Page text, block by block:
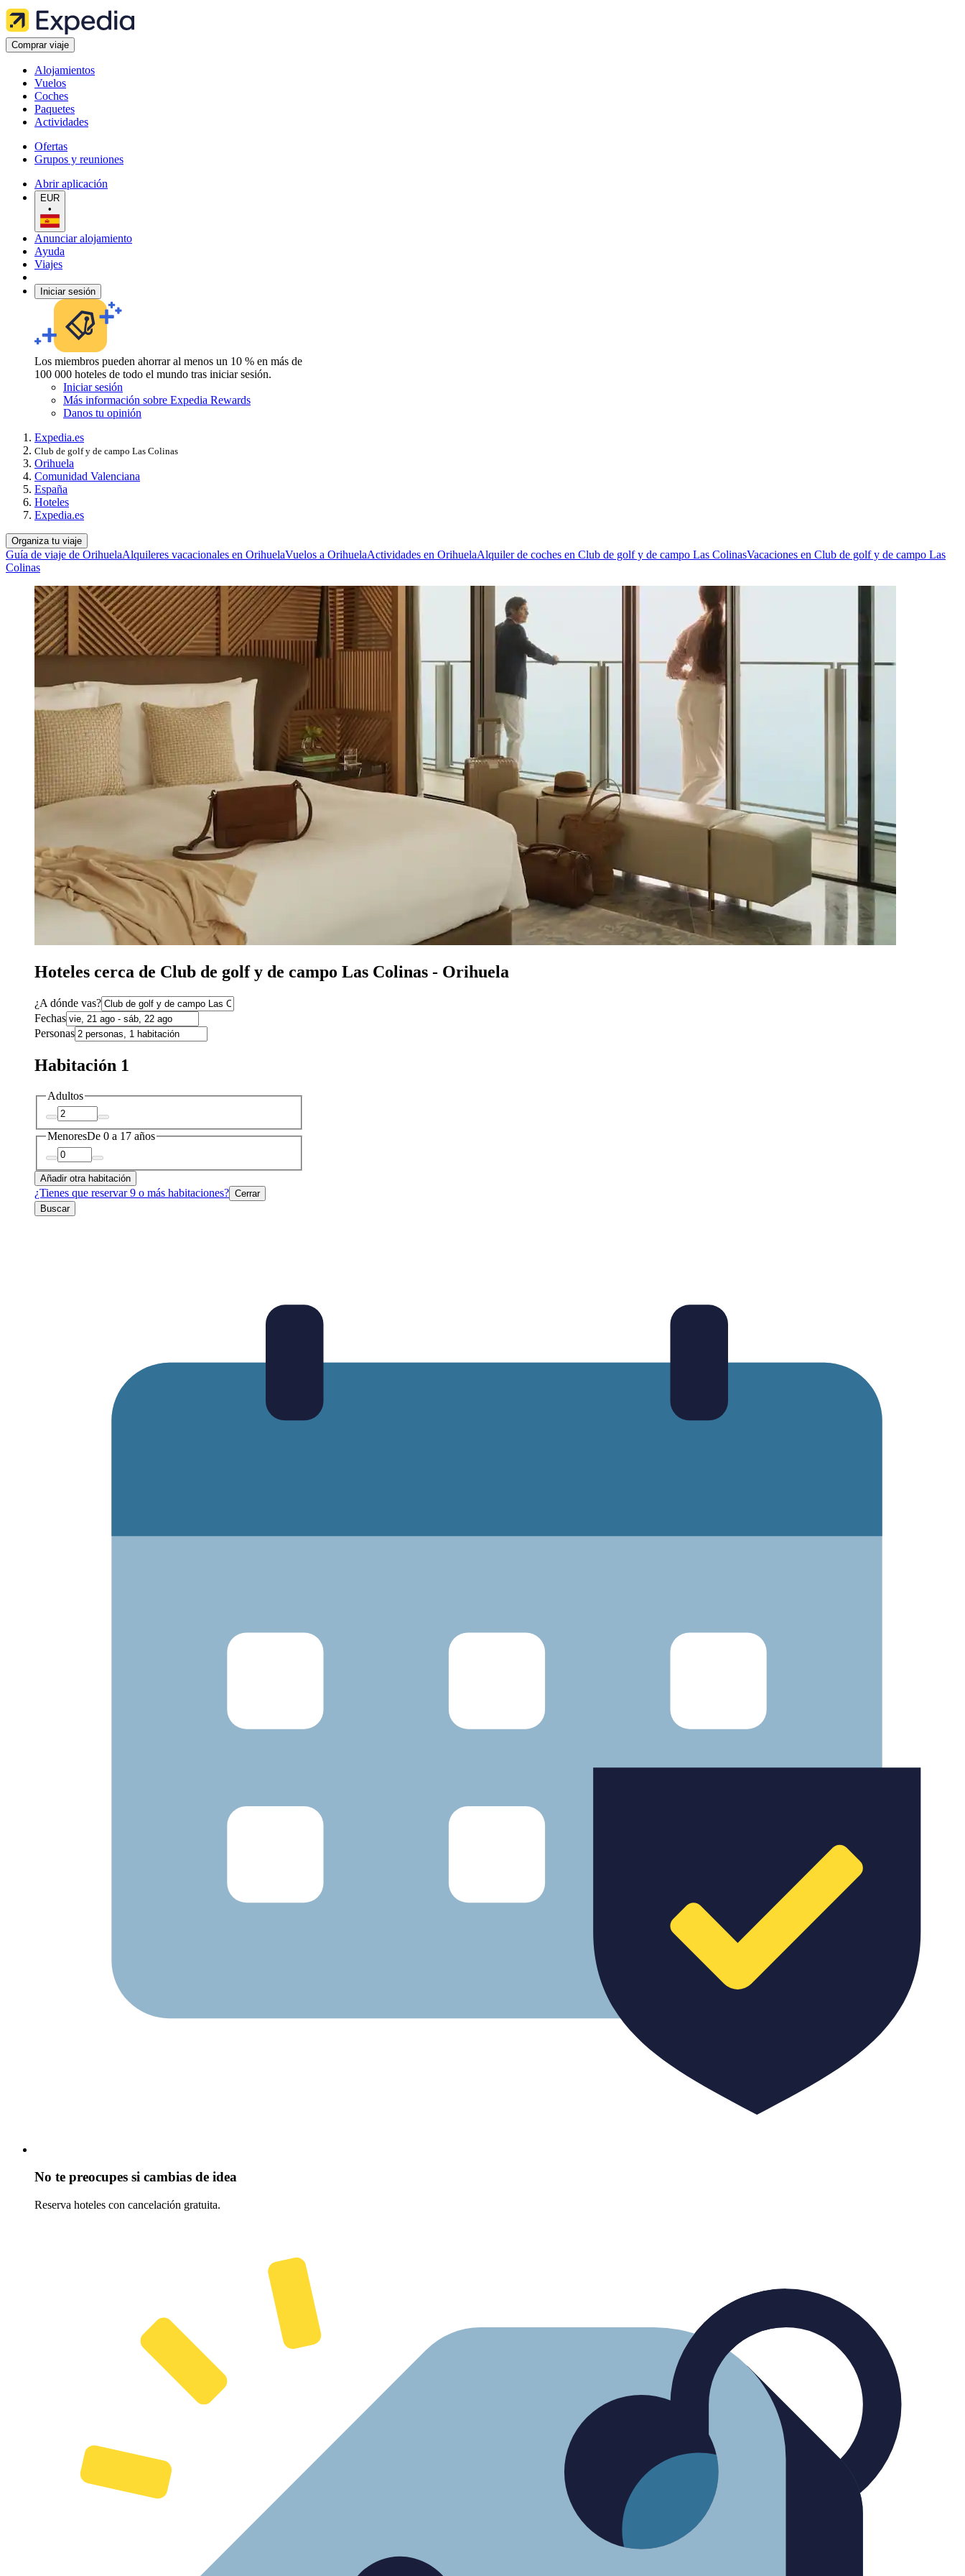
Comprar viaje
Alojamientos
Vuelos
Coches
Paquetes
Actividades
Ofertas
Grupos y reuniones
Abrir aplicación
EUR
•
Anunciar alojamiento
Ayuda
Viajes
Iniciar sesión
Los miembros pueden ahorrar al menos un 10 % en más de
100 000 hoteles de todo el mundo tras iniciar sesión.
Iniciar sesión
Más información sobre Expedia Rewards
Danos tu opinión
Expedia.es
Club de golf y de campo Las Colinas
Orihuela
Comunidad Valenciana
España
Hoteles
Expedia.es
Organiza tu viaje
Guía de viaje de OrihuelaAlquileres vacacionales en OrihuelaVuelos a OrihuelaActividades en OrihuelaAlquiler de coches en Club de golf y de campo Las ColinasVacaciones en Club de golf y de campo Las
Colinas
Hoteles cerca de Club de golf y de campo Las Colinas - Orihuela
¿A dónde vas?
Fechas
Personas
Habitación 1
Adultos
MenoresDe 0 a 17 años
Añadir otra habitación
¿Tienes que reservar 9 o más habitaciones? Cerrar
Buscar
No te preocupes si cambias de idea
Reserva hoteles con cancelación gratuita.